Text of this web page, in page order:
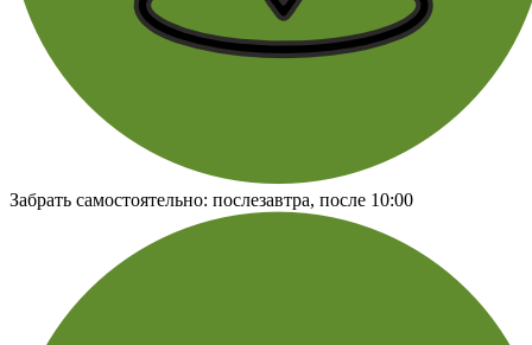
Забрать самостоятельно: послезавтра, после 10:00